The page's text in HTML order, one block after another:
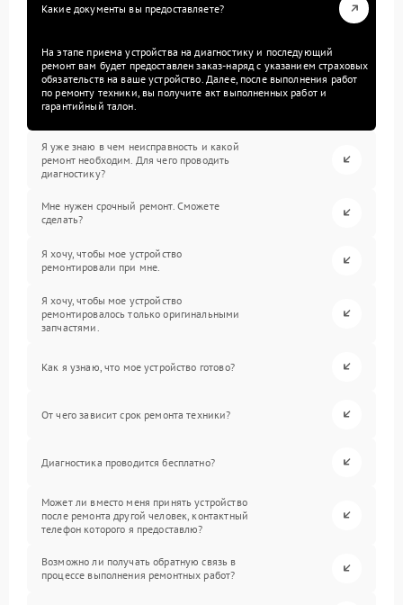
Какие документы вы предоставляете?
На этапе приема устройства на диагностику и последующий
ремонт вам будет предоставлен заказ-наряд с указанием страховых
обязательств на ваше устройство. Далее, после выполнения работ
по ремонту техники, вы получите акт выполненных работ и
гарантийный талон.
Я уже знаю в чем неисправность и какой
ремонт необходим. Для чего проводить
диагностику?
Мне нужен срочный ремонт. Сможете
сделать?
Я хочу, чтобы мое устройство
ремонтировали при мне.
Я хочу, чтобы мое устройство
ремонтировалось только оригинальными
запчастями.
Как я узнаю, что мое устройство готово?
От чего зависит срок ремонта техники?
Диагностика проводится бесплатно?
Может ли вместо меня принять устройство
после ремонта другой человек, контактный
телефон которого я предоставлю?
Возможно ли получать обратную связь в
процессе выполнения ремонтных работ?